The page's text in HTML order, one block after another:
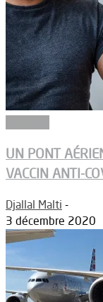
UN PONT
VACCIN ANTI-
Djallal Malti -
3 décembre 2020